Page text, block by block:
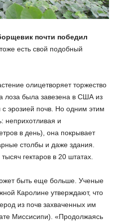
почти победил
есть свой подобный
олицетворяет торжество
лоза была завезена в США из
эрозией почв. Но одним этим
неприхотливая и
в день), она покрывает
столбы и даже здания.
гектаров в 20 штатах.
быть еще больше. Ученые
Каролине утверждают, что
из почв захваченных им
Миссисипи). «Продолжаясь